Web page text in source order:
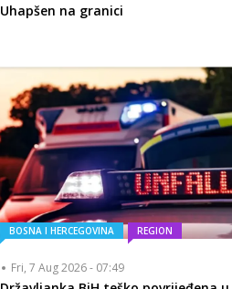
Uhapšen na granici
BOSNA I HERCEGOVINA REGION
Fri, 7 Aug 2026 - 07:49